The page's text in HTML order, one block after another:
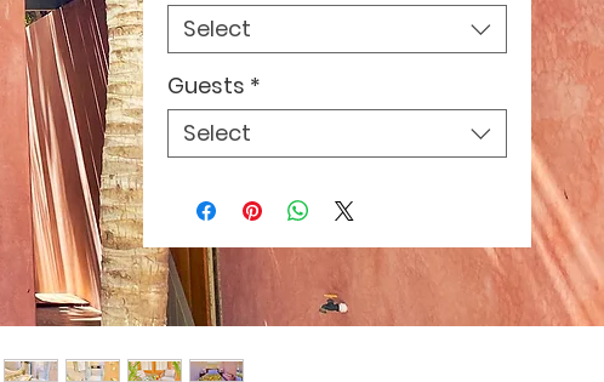
Select
Guests *
Select